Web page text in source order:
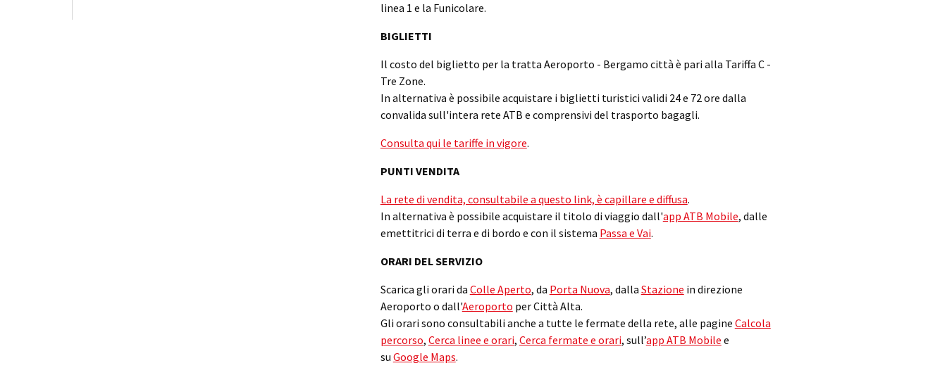
linea 1 e la Funicolare.
BIGLIETTI
Il costo del biglietto per la tratta Aeroporto - Bergamo città è pari alla Tariffa C -
Tre Zone.
In alternativa è possibile acquistare i biglietti turistici validi 24 e 72 ore dalla
convalida sull'intera rete ATB e comprensivi del trasporto bagagli.
Consulta qui le tariffe in vigore.
PUNTI VENDITA
La rete di vendita, consultabile a questo link, è capillare e diffusa.
In alternativa è possibile acquistare il titolo di viaggio dall'app ATB Mobile, dalle
emettitrici di terra e di bordo e con il sistema Passa e Vai.
ORARI DEL SERVIZIO
Scarica gli orari da Colle Aperto, da Porta Nuova, dalla Stazione in direzione
Aeroporto o dall'Aeroporto per Città Alta.
Gli orari sono consultabili anche a tutte le fermate della rete, alle pagine Calcola
percorso, Cerca linee e orari, Cerca fermate e orari, sull’app ATB Mobile e
su Google Maps.